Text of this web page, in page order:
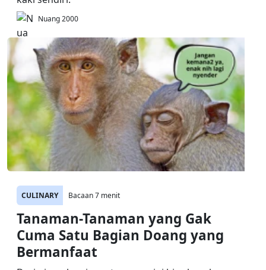
Nuang 2000
CULINARY Bacaan 7 menit
Tanaman-Tanaman yang Gak
Cuma Satu Bagian Doang yang
Bermanfaat